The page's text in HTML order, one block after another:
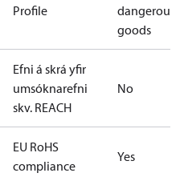
Profile
dangerous
goods
Efni á skrá yfir
umsóknarefni
skv. REACH
No
EU RoHS
compliance
Yes